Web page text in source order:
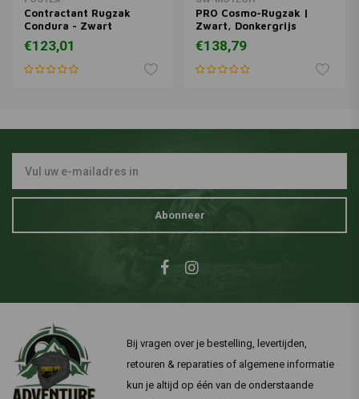
Contractant Rugzak
Condura - Zwart
€123,01
PRO Cosmo-Rugzak |
Zwart, Donkergrijs
€138,79
Abonneer
Bij vragen over je bestelling, levertijden,
retouren & reparaties of algemene informatie
kun je altijd op één van de onderstaande